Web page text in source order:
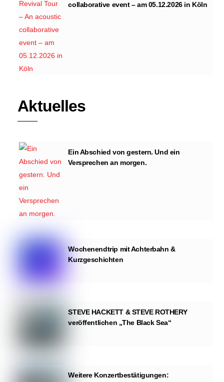
collaborative event – am 05.12.2026 in Köln
Aktuelles
Ein Abschied von gestern. Und ein
Versprechen an morgen.
Wochenendtrip mit Achterbahn &
Kurzgeschichten
STEVE HACKETT & STEVE ROTHERY
veröffentlichen „The Black Sea“
Weitere Konzertbestätigungen: